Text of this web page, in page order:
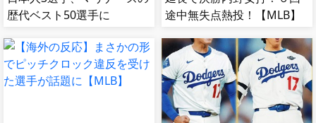
歴代ベスト50選手に
途中無失点熱投！【MLB】